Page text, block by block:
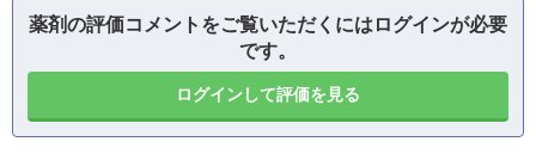
薬剤の評価コメントをご覧いただくにはログインが必要
です。
ログインして評価を見る